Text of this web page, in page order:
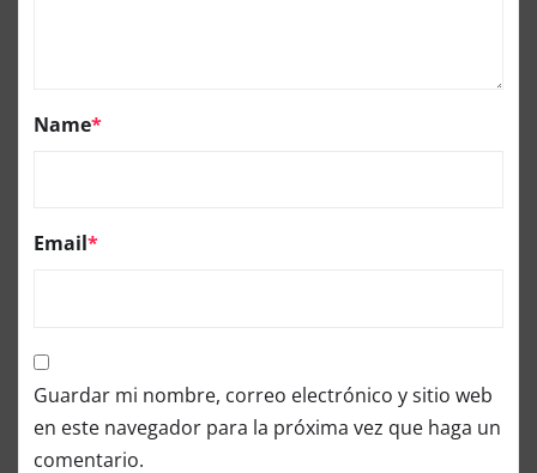
Name*
Email*
Guardar mi nombre, correo electrónico y sitio web
en este navegador para la próxima vez que haga un
comentario.